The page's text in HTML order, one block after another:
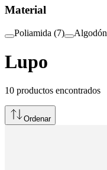
Material
Poliamida (7) Algodón
Lupo
10 productos encontrados
Ordenar